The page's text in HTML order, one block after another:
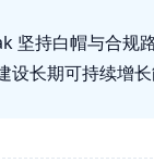
坚持白帽与合规
长期可持续增长